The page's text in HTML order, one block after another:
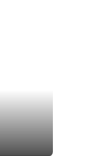
M²